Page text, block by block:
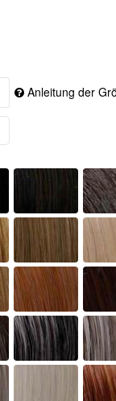
Anleitung der